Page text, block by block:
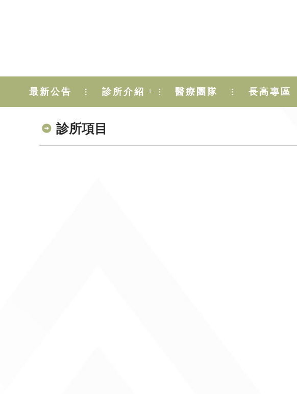
最新公告 診所介紹 + 醫療團隊 長高專區
診所項目